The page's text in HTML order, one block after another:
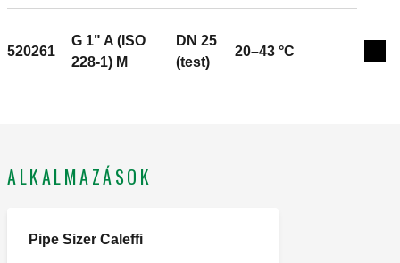
horganymentes ötvözetű DR sárgaréz.
520261
G 1" A (ISO
228-1) M
DN 25
(test)
20–43 °C
ALKALMAZÁSOK
Pipe Sizer Caleffi